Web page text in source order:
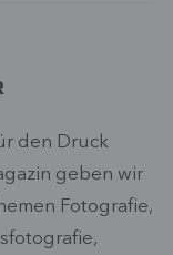
den Druck
geben wir
Fotografie,